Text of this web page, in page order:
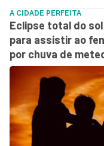
A CIDADE PERFEITA
Eclipse total do
para assistir ao
por chuva de